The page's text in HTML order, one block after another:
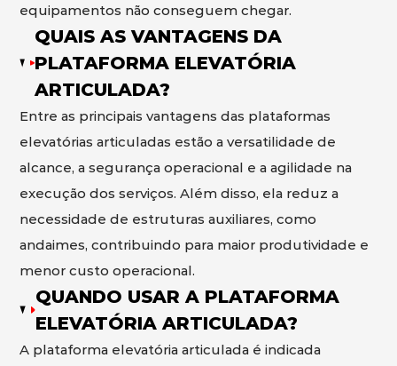
equipamentos não conseguem chegar.
QUAIS AS VANTAGENS DA
PLATAFORMA ELEVATÓRIA
ARTICULADA?
Entre as principais vantagens das plataformas
elevatórias articuladas estão a versatilidade de
alcance, a segurança operacional e a agilidade na
execução dos serviços. Além disso, ela reduz a
necessidade de estruturas auxiliares, como
andaimes, contribuindo para maior produtividade e
menor custo operacional.
QUANDO USAR A PLATAFORMA
ELEVATÓRIA ARTICULADA?
A plataforma elevatória articulada é indicada